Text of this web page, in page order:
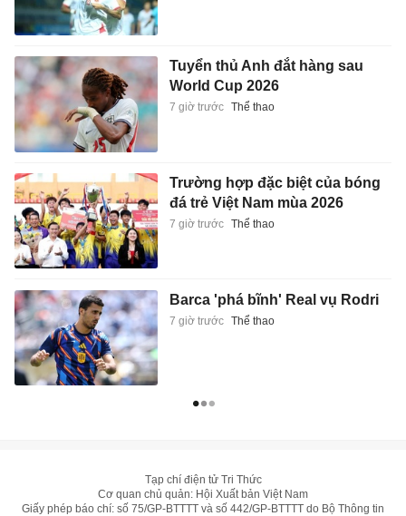
Tuyển thủ Anh đắt hàng sau
World Cup 2026
7 giờ trước Thể thao
Trường hợp đặc biệt của bóng
đá trẻ Việt Nam mùa 2026
7 giờ trước Thể thao
Barca 'phá bĩnh' Real vụ Rodri
7 giờ trước Thể thao
Tạp chí điện tử Tri Thức
Cơ quan chủ quản: Hội Xuất bản Việt Nam
Giấy phép báo chí: số 75/GP-BTTTT và số 442/GP-BTTTT do Bộ Thông tin